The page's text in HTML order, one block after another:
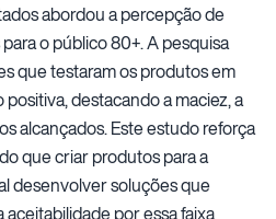
abordou a percepção de
o público 80+. A pesquisa
que testaram os produtos em
destacando a maciez, a
alcançados. Este estudo reforça
que criar produtos para a
desenvolver soluções que